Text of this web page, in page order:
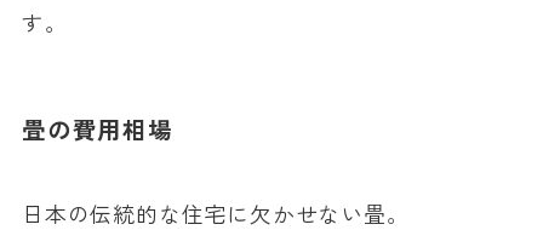
す。
畳の費用相場
日本の伝統的な住宅に欠かせない畳。